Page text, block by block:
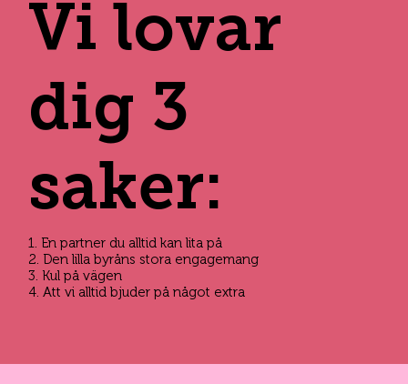
Vi lovar
dig 3
saker:
1. En partner du alltid kan lita på
2. Den lilla byråns stora engagemang
3. Kul på vägen
4. Att vi alltid bjuder på något extra